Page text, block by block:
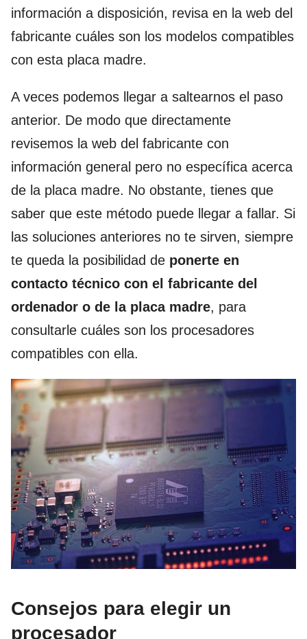
información a disposición, revisa en la web del
fabricante cuáles son los modelos compatibles
con esta placa madre.
A veces podemos llegar a saltearnos el paso
anterior. De modo que directamente
revisemos la web del fabricante con
información general pero no específica acerca
de la placa madre. No obstante, tienes que
saber que este método puede llegar a fallar. Si
las soluciones anteriores no te sirven, siempre
te queda la posibilidad de ponerte en
contacto técnico con el fabricante del
ordenador o de la placa madre, para
consultarle cuáles son los procesadores
compatibles con ella.
Consejos para elegir un
procesador